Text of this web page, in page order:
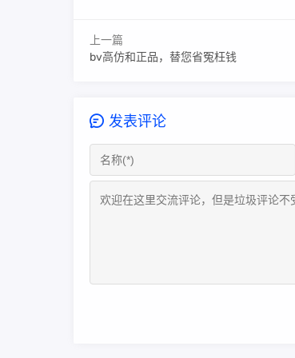
上一篇
bv高仿和正品，替您省冤枉钱
发表评论